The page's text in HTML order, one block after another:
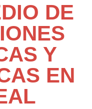
DE
Y
EN